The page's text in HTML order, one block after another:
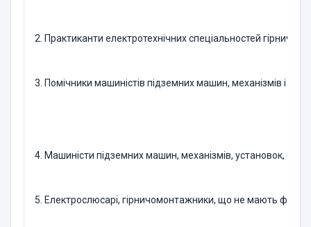
2. Практиканти електротехнічних спеціальностей гірничих
3. Помічники машиністів підземних машин, механізмів і
4. Машиністи підземних машин, механізмів, установок,
5. Електрослюсарі, гірничомонтажники, що не мають